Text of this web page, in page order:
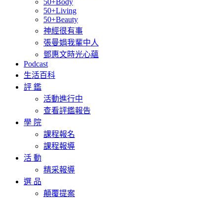
50+Body
50+Living
50+Beauty
神經很有事
張曼娟我輩中人
鄧惠文時光心蘊
Podcast
生活百科
評 鑑
活動進行中
查看評鑑報告
學 院
課程報名
課程報導
活 動
精采報導
選 品
顛覆提案